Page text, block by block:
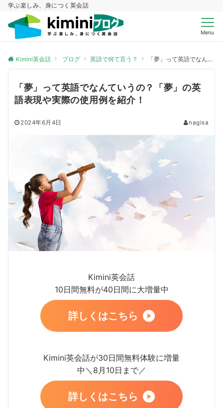
学ぶ楽しみ、身につく英会話
Menu
Kimini英会話 ブログ 英語で何て言う？ 「夢」って英語でなんていうの？「夢」の英語表現や実際の使用例を紹介！
「夢」って英語でなんていうの？「夢」の英
語表現や実際の使用例を紹介！
2024年6月4日 nagisa
Kimini英会話
10日間無料が40日間に大増量中
詳しくはこちら
Kimini英会話が30日間無料体験に増量
中＼8月10日まで／
詳しくはこちら